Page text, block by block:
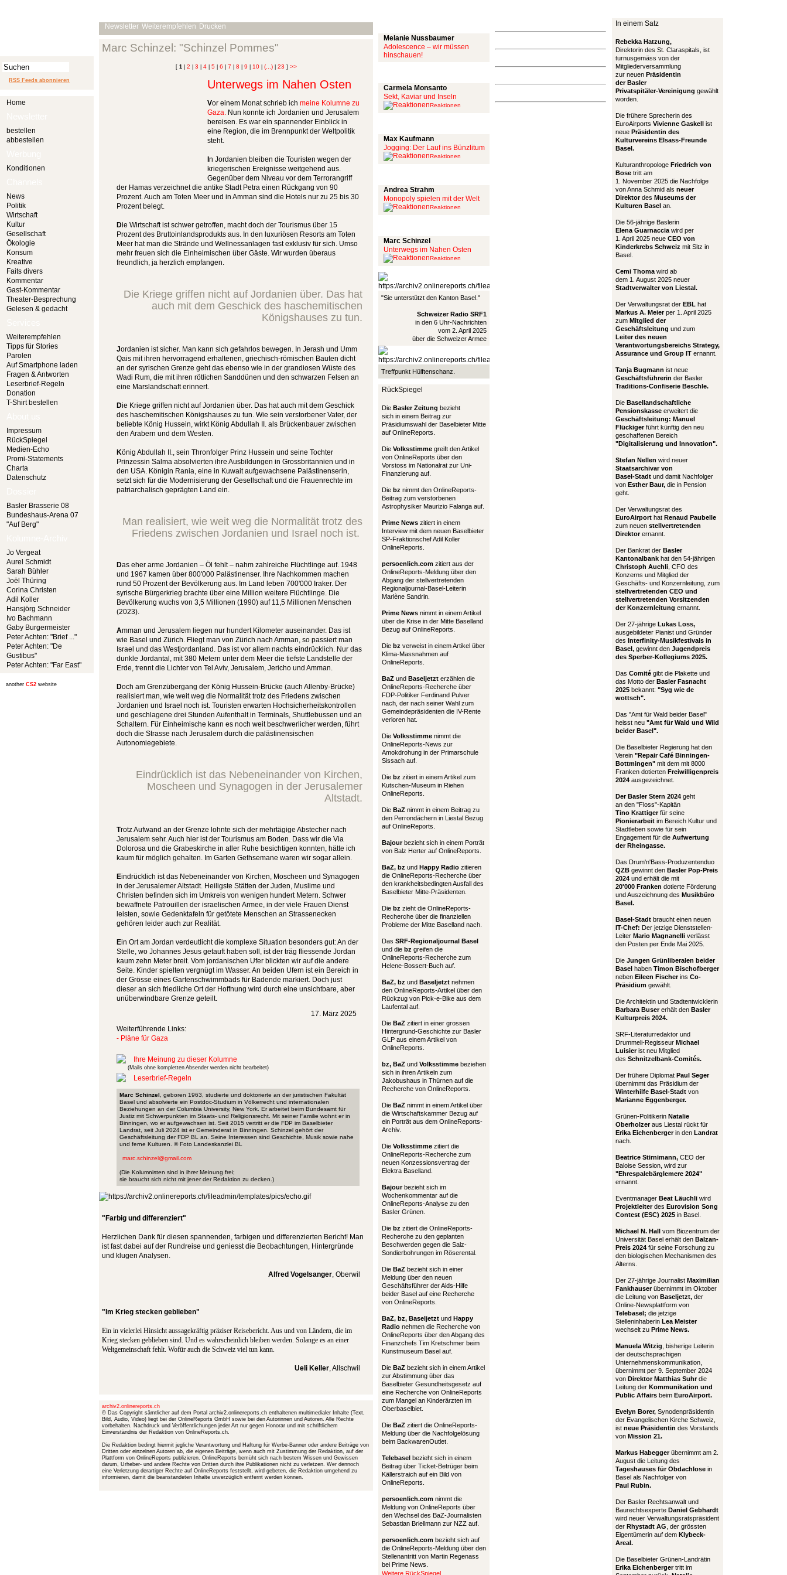
RSS Feeds abonnieren
Home
bestellen
abbestellen
Konditionen
News
Politik
Wirtschaft
Kultur
Gesellschaft
Ökologie
Konsum
Kreative
Faits divers
Kommentar
Gast-Kommentar
Theater-Besprechung
Gelesen & gedacht
Weiterempfehlen
Tipps für Stories
Parolen
Auf Smartphone laden
Fragen & Antworten
Leserbrief-Regeln
Donation
T-Shirt bestellen
Impressum
RückSpiegel
Medien-Echo
Promi-Statements
Charta
Datenschutz
Basler Brasserie 08
Bundeshaus-Arena 07
"Auf Berg"
Jo Vergeat
Aurel Schmidt
Sarah Bühler
Joël Thüring
Corina Christen
Adil Koller
Hansjörg Schneider
Ivo Bachmann
Gaby Burgermeister
Peter Achten: "Brief ..."
Peter Achten: "De
Gustibus"
Peter Achten: "Far East"
another CS2 website
Newsletter Weiterempfehlen Drucken
Marc Schinzel: "Schinzel Pommes"
[ 1| 2 3 4| 5| 6 7 8 9 10| (...)| 23 ] >>
Unterwegs im Nahen Osten
Vor einem Monat schrieb ich meine Kolumne zu
Gaza. Nun konnte ich Jordanien und Jerusalem
bereisen. Es war ein spannender Einblick in
eine Region, die im Brennpunkt der Weltpolitik
steht.
n Jordanien bleiben die Touristen wegen der
kriegerischen Ereignisse weitgehend aus.
Gegenüber dem Niveau vor dem Terrorangriff
der Hamas verzeichnet die antike Stadt Petra einen Rückgang von 90
Prozent. Auch am Toten Meer und in Amman sind die Hotels nur zu 25 bis 30
Prozent belegt.
Die Wirtschaft ist schwer getroffen, macht doch der Tourismus über 15
Prozent des Bruttoinlandsprodukts aus. In den luxuriösen Resorts am Toten
Meer hat man die Strände und Wellnessanlagen fast exklusiv für sich. Umso
mehr freuen sich die Einheimischen über Gäste. Wir wurden überaus
freundlich, ja herzlich empfangen.
Die Kriege griffen nicht auf Jordanien über. Das hat
auch mit dem Geschick des haschemitischen
Königshauses zu tun.
Jordanien ist sicher. Man kann sich gefahrlos bewegen. In Jerash und Umm
Qais mit ihren hervorragend erhaltenen, griechisch-römischen Bauten dicht
an der syrischen Grenze geht das ebenso wie in der grandiosen Wüste des
Wadi Rum, die mit ihren rötlichen Sanddünen und den schwarzen Felsen an
eine Marslandschaft erinnert.
Die Kriege griffen nicht auf Jordanien über. Das hat auch mit dem Geschick
des haschemitischen Königshauses zu tun. Wie sein verstorbener Vater, der
beliebte König Hussein, wirkt König Abdullah II. als Brückenbauer zwischen
den Arabern und dem Westen.
König Abdullah II., sein Thronfolger Prinz Hussein und seine Tochter
Prinzessin Salma absolvierten ihre Ausbildungen in Grossbritannien und in
den USA. Königin Rania, eine in Kuwait aufgewachsene Palästinenserin,
setzt sich für die Modernisierung der Gesellschaft und die Frauenrechte im
patriarchalisch geprägten Land ein.
Man realisiert, wie weit weg die Normalität trotz des
Friedens zwischen Jordanien und Israel noch ist.
Das eher arme Jordanien – Öl fehlt – nahm zahlreiche Flüchtlinge auf. 1948
und 1967 kamen über 800'000 Palästinenser. Ihre Nachkommen machen
rund 50 Prozent der Bevölkerung aus. Im Land leben 700'000 Iraker. Der
syrische Bürgerkrieg brachte über eine Million weitere Flüchtlinge. Die
Bevölkerung wuchs von 3,5 Millionen (1990) auf 11,5 Millionen Menschen
(2023).
Amman und Jerusalem liegen nur hundert Kilometer auseinander. Das ist
wie Basel und Zürich. Fliegt man von Zürich nach Amman, so passiert man
Israel und das Westjordanland. Das ist vor allem nachts eindrücklich. Nur das
dunkle Jordantal, mit 380 Metern unter dem Meer die tiefste Landstelle der
Erde, trennt die Lichter von Tel Aviv, Jerusalem, Jericho und Amman.
Doch am Grenzübergang der König Hussein-Brücke (auch Allenby-Brücke)
realisiert man, wie weit weg die Normalität trotz des Friedens zwischen
Jordanien und Israel noch ist. Touristen erwarten Hochsicherheitskontrollen
und geschlagene drei Stunden Aufenthalt in Terminals, Shuttlebussen und an
Schaltern. Für Einheimische kann es noch weit beschwerlicher werden, führt
doch die Strasse nach Jerusalem durch die palästinensischen
Autonomiegebiete.
Eindrücklich ist das Nebeneinander von Kirchen,
Moscheen und Synagogen in der Jerusalemer
Altstadt.
Trotz Aufwand an der Grenze lohnte sich der mehrtägige Abstecher nach
Jerusalem sehr. Auch hier ist der Tourismus am Boden. Dass wir die Via
Dolorosa und die Grabeskirche in aller Ruhe besichtigen konnten, hätte ich
kaum für möglich gehalten. Im Garten Gethsemane waren wir sogar allein.
Eindrücklich ist das Nebeneinander von Kirchen, Moscheen und Synagogen
in der Jerusalemer Altstadt. Heiligste Stätten der Juden, Muslime und
Christen befinden sich im Umkreis von wenigen hundert Metern. Schwer
bewaffnete Patrouillen der israelischen Armee, in der viele Frauen Dienst
leisten, sowie Gedenktafeln für getötete Menschen an Strassenecken
gehören leider auch zur Realität.
Ein Ort am Jordan verdeutlicht die komplexe Situation besonders gut: An der
Stelle, wo Johannes Jesus getauft haben soll, ist der träg fliessende Jordan
kaum zehn Meter breit. Vom jordanischen Ufer blickten wir auf die andere
Seite. Kinder spielten vergnügt im Wasser. An beiden Ufern ist ein Bereich in
der Grösse eines Gartenschwimmbads für Badende markiert. Doch just
dieser an sich friedliche Ort der Hoffnung wird durch eine unsichtbare, aber
unüberwindbare Grenze geteilt.
17. März 2025
Weiterführende Links:
- Pläne für Gaza
Ihre Meinung zu dieser Kolumne
(Mails ohne kompletten Absender werden nicht bearbeitet)
Leserbrief-Regeln
Marc Schinzel , geboren 1963, studierte und doktorierte an der juristischen Fakultät
Basel und absolvierte ein Postdoc-Studium in Völkerrecht und internationalen
Beziehungen an der Columbia University, New York. Er arbeitet beim Bundesamt für
Justiz mit Schwerpunkten im Staats- und Religionsrecht. Mit seiner Familie wohnt er in
Binningen, wo er aufgewachsen ist. Seit 2015 vertritt er die FDP im Baselbieter
Landrat, seit Juli 2024 ist er Gemeinderat in Binningen. Schinzel gehört der
Geschäftsleitung der FDP BL an. Seine Interessen sind Geschichte, Musik sowie nahe
und ferne Kulturen. © Foto Landeskanzlei BL
marc.schinzel@gmail.com
(Die Kolumnisten sind in ihrer Meinung frei;
sie braucht sich nicht mit jener der Redaktion zu decken.)
"Farbig und differenziert"
Herzlichen Dank für diesen spannenden, farbigen und differenzierten Bericht! Man
ist fast dabei auf der Rundreise und geniesst die Beobachtungen, Hintergründe
und klugen Analysen.
Alfred Vogelsanger, Oberwil
"Im Krieg stecken geblieben"
Ein in vielerlei Hinsicht aussagekräftig präziser Reisebericht. Aus und von Ländern, die im
Krieg stecken geblieben sind. Und es wahrscheinlich bleiben werden. Solange es an einer
Weltgemeinschaft fehlt. Wofür auch die Schweiz viel tun kann.
Ueli Keller, Allschwil
archiv2.onlinereports.ch
© Das Copyright sämtlicher auf dem Portal archiv2.onlinereports.ch enthaltenen multimedialer Inhalte (Text,
Bild, Audio, Video) liegt bei der OnlineReports GmbH sowie bei den Autorinnen und Autoren. Alle Rechte
vorbehalten. Nachdruck und Veröffentlichungen jeder Art nur gegen Honorar und mit schriftlichem
Einverständnis der Redaktion von OnlineReports.ch.
Die Redaktion bedingt hiermit jegliche Verantwortung und Haftung für Werbe-Banner oder andere Beiträge von
Dritten oder einzelnen Autoren ab, die eigenen Beiträge, wenn auch mit Zustimmung der Redaktion, auf der
Plattform von OnlineReports publizieren. OnlineReports bemüht sich nach bestem Wissen und Gewissen
darum, Urheber- und andere Rechte von Dritten durch ihre Publikationen nicht zu verletzen. Wer dennoch
eine Verletzung derartiger Rechte auf OnlineReports feststellt, wird gebeten, die Redaktion umgehend zu
informieren, damit die beanstandeten Inhalte unverzüglich entfernt werden können.
Melanie Nussbaumer
Adolescence – wir müssen
hinschauen!
Carmela Monsanto
Sekt, Kaviar und Inseln
Reaktionen
Max Kaufmann
Jogging: Der Lauf ins Bünzlitum
Reaktionen
Andrea Strahm
Monopoly spielen mit der Welt
Reaktionen
Marc Schinzel
Unterwegs im Nahen Osten
Reaktionen
"Sie unterstützt den Kanton Basel."
Schweizer Radio SRF1
in den 6 Uhr-Nachrichten
vom 2. April 2025
über die Schweizer Armee
Treffpunkt Hülftenschanz.
RückSpiegel
Die Basler Zeitung bezieht
sich in einem Beitrag zur
Präsidiumswahl der Baselbieter Mitte
auf OnlineReports.
Die Volksstimme greift den Artikel
von OnlineReports über den
Vorstoss im Nationalrat zur Uni-
Finanzierung auf.
Die bz nimmt den OnlineReports-
Beitrag zum verstorbenen
Astrophysiker Maurizio Falanga auf.
Prime News zitiert in einem
Interview mit dem neuen Baselbieter
SP-Fraktionschef Adil Koller
OnlineReports.
persoenlich.com zitiert aus der
OnlineReports-Meldung über den
Abgang der stellvertretenden
Regionaljournal-Basel-Leiterin
Marlène Sandrin.
Prime News nimmt in einem Artikel
über die Krise in der Mitte Baselland
Bezug auf OnlineReports.
Die bz verweist in einem Artikel über
Klima-Massnahmen auf
OnlineReports.
BaZ und Baseljetzt erzählen die
OnlineReports-Recherche über
FDP-Politiker Ferdinand Pulver
nach, der nach seiner Wahl zum
Gemeindepräsidenten die IV-Rente
verloren hat.
Die Volksstimme nimmt die
OnlineReports-News zur
Amokdrohung in der Primarschule
Sissach auf.
Die bz zitiert in einem Artikel zum
Kutschen-Museum in Riehen
OnlineReports.
Die BaZ nimmt in einem Beitrag zu
den Perrondächern in Liestal Bezug
auf OnlineReports.
Bajourbezieht sich in einem Porträt
von Balz Herter auf OnlineReports.
BaZ, bz und Happy Radio zitieren
die OnlineReports-Recherche über
den krankheitsbedingten Ausfall des
Baselbieter Mitte-Präsidenten.
Die bz zieht die OnlineReports-
Recherche über die finanziellen
Probleme der Mitte Baselland nach.
Das SRF-Regionaljournal Basel
und die bz greifen die
OnlineReports-Recherche zum
Helene-Bossert-Buch auf.
BaZ, bz und Baseljetzt nehmen
den OnlineReports-Artikel über den
Rückzug von Pick-e-Bike aus dem
Laufental auf.
Die BaZ zitiert in einer grossen
Hintergrund-Geschichte zur Basler
GLP aus einem Artikel von
OnlineReports.
bz, BaZ und Volksstimme beziehen
sich in ihren Artikeln zum
Jakobushaus in Thürnen auf die
Recherche von OnlineReports.
Die BaZ nimmt in einem Artikel über
die Wirtschaftskammer Bezug auf
ein Porträt aus dem OnlineReports-
Archiv.
Die Volksstimme zitiert die
OnlineReports-Recherche zum
neuen Konzessionsvertrag der
Elektra Baselland.
Bajourbezieht sich im
Wochenkommentar auf die
OnlineReports-Analyse zu den
Basler Grünen.
Die bz zitiert die OnlineReports-
Recherche zu den geplanten
Beschwerden gegen die Salz-
Sondierbohrungen im Röserental.
Die BaZ bezieht sich in einer
Meldung über den neuen
Geschäftsführer der Aids-Hilfe
beider Basel auf eine Recherche
von OnlineReports.
BaZ, bz, Baseljetzt und Happy
Radio nehmen die Recherche von
OnlineReports über den Abgang des
Finanzchefs Tim Kretschmer beim
Kunstmuseum Basel auf.
Die BaZ bezieht sich in einem Artikel
zur Abstimmung über das
Baselbieter Gesundheitsgesetz auf
eine Recherche von OnlineReports
zum Mangel an Kinderärzten im
Oberbaselbiet.
Die BaZ zitiert die OnlineReports-
Meldung über die Nachfolgelösung
beim BackwarenOutlet.
Telebasel bezieht sich in einem
Beitrag über Ticket-Betrüger beim
Källerstraich auf ein Bild von
OnlineReports.
persoenlich.com nimmt die
Meldung von OnlineReports über
den Wechsel des BaZ-Journalisten
Sebastian Briellmann zur NZZ auf.
persoenlich.com bezieht sich auf
die OnlineReports-Meldung über den
Stellenantritt von Martin Regenass
bei Prime News.
Weitere RückSpiegel
In einem Satz
Rebekka Hatzung,
Direktorin des St. Claraspitals, ist
turnusgemäss von der
Mitgliederversammlung
zur neuen Präsidentin
der Basler
Privatspitäler-Vereinigung gewählt
worden.
Die frühere Sprecherin des
EuroAirports Vivienne Gaskell ist
neue Präsidentin des
Kulturvereins Elsass-Freunde
Basel.
Kulturanthropologe Friedrich von
Bose tritt am
1. November 2025 die Nachfolge
von Anna Schmid als neuer
Direktordes Museums der
Kulturen Basel an.
Die 56-jährige Baslerin
Elena Guarnaccia wird per
1. April 2025 neue CEO von
Kinderkrebs Schweiz mit Sitz in
Basel.
Cemi Thoma wird ab
dem 1. August 2025 neuer
Stadtverwalter von Liestal.
Der Verwaltungsrat der EBL hat
Markus A. Meierper 1. April 2025
zum Mitglied der
Geschäftsleitung und zum
Leiter des neuen
Verantwortungsbereichs Strategy,
Assurance und Group IT ernannt.
Tanja Bugmann ist neue
Geschäftsführerin der Basler
Traditions-Confiserie Beschle.
Die Basellandschaftliche
Pensionskasse erweitert die
Geschäftsleitung: Manuel
Flückigerführt künftig den neu
geschaffenen Bereich
"Digitalisierung und Innovation".
Stefan Nellen wird neuer
Staatsarchivar von
Basel-Stadt und damit Nachfolger
von Esther Baur, die in Pension
geht.
Der Verwaltungsrat des
EuroAirport hat Renaud Paubelle
zum neuen stellvertretenden
Direktorernannt.
Der Bankrat der Basler
Kantonalbank hat den 54-jährigen
Christoph Auchli , CFO des
Konzerns und Mitglied der
Geschäfts- und Konzernleitung, zum
stellvertretenden CEO und
stellvertretenden Vorsitzenden
der Konzernleitung ernannt.
Der 27-jährige Lukas Loss,
ausgebildeter Pianist und Gründer
des Interfinity-Musikfestivals in
Basel, gewinnt den Jugendpreis
des Sperber-Kollegiums 2025.
Das Comité gibt die Plakette und
das Motto der Basler Fasnacht
2025 bekannt: "Syg wie de
wottsch".
Das "Amt für Wald beider Basel"
heisst neu "Amt für Wald und Wild
beider Basel".
Die Baselbieter Regierung hat den
Verein "Repair Café Binningen-
Bottmingen" mit dem mit 8000
Franken dotierten Freiwilligenpreis
2024 ausgezeichnet.
Der Basler Stern 2024 geht
an den "Floss"-Kapitän
Tino Krattigerfür seine
Pionierarbeit im Bereich Kultur und
Stadtleben sowie für sein
Engagement für die Aufwertung
der Rheingasse.
Das Drum'n'Bass-Produzentenduo
QZB gewinnt den Basler Pop-Preis
2024 und erhält die mit
20'000 Franken dotierte Förderung
und Auszeichnung des Musikbüro
Basel.
Basel-Stadt braucht einen neuen
IT-Chef: Der jetzige Dienststellen-
Leiter Mario Magnanelli verlässt
den Posten per Ende Mai 2025.
Die Jungen Grünliberalen beider
Basel haben Timon Bischofberger
neben Eileen Fischerins Co-
Präsidium gewählt.
Die Architektin und Stadtentwicklerin
Barbara Busererhält den Basler
Kulturpreis 2024.
SRF-Literaturredaktor und
Drummeli-Regisseur Michael
Luisierist neu Mitglied
des Schnitzelbank-Comités.
Der frühere Diplomat Paul Seger
übernimmt das Präsidium der
Winterhilfe Basel-Stadt von
Marianne Eggenberger.
Grünen-Politikerin Natalie
Oberholzeraus Liestal rückt für
Erika Eichenbergerin den Landrat
nach.
Beatrice Stirnimann, CEO der
Baloise Session, wird zur
"Ehrespalebärglemere 2024"
ernannt.
Eventmanager Beat Läuchli wird
Projektleiterdes Eurovision Song
Contest (ESC) 2025 in Basel.
Michael N. Hall vom Biozentrum der
Universität Basel erhält den Balzan-
Preis 2024 für seine Forschung zu
den biologischen Mechanismen des
Alterns.
Der 27-jährige Journalist Maximilian
Fankhauserübernimmt im Oktober
die Leitung von Baseljetzt, der
Online-Newsplattform von
Telebasel; die jetzige
Stelleninhaberin Lea Meister
wechselt zu Prime News.
Manuela Witzig , bisherige Leiterin
der deutschsprachigen
Unternehmenskommunikation,
übernimmt per 9. September 2024
von Direktor Matthias Suhrdie
Leitung der Kommunikation und
Public Affairs beim EuroAirport.
Evelyn Borer, Synodenpräsidentin
der Evangelischen Kirche Schweiz,
ist neue Präsidentin des Vorstands
von Mission 21.
Markus Habeggerübernimmt am 2.
August die Leitung des
Tageshauses für Obdachlose in
Basel als Nachfolger von
Paul Rubin.
Der Basler Rechtsanwalt und
Baurechtsexperte Daniel Gebhardt
wird neuer Verwaltungsratspräsident
der Rhystadt AG , der grössten
Eigentümerin auf dem Klybeck-
Areal.
Die Baselbieter Grünen-Landrätin
Erika Eichenbergertritt im